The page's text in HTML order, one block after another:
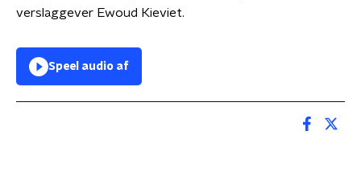
verslaggever Ewoud Kieviet.
Speel audio af